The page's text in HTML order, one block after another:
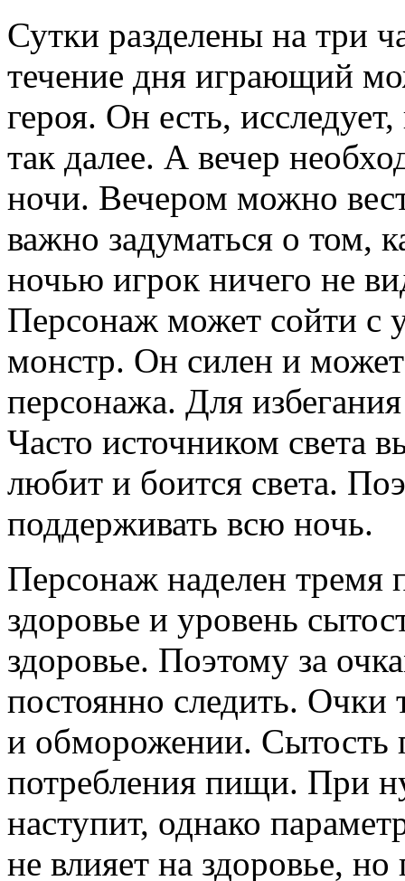
Сутки разделены на три
течение дня играющий
героя. Он есть,
так далее. А вечер
ночи. Вечером можно
важно задуматься о том,
ночью игрок ничего не
Персонаж может сойти с
монстр. Он силен и
персонажа. Для
Часто источником света
любит и боится света.
поддерживать всю ночь.
Персонаж наделен тремя
здоровье и уровень
здоровье. Поэтому за
постоянно следить. Очки
и обморожении. Сытость
потребления пищи. При
наступит, однако
не влияет на здоровье,